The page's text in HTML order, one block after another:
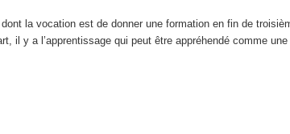
la vocation est de donner une formation en fin de
il y a l’apprentissage qui peut être appréhendé comme